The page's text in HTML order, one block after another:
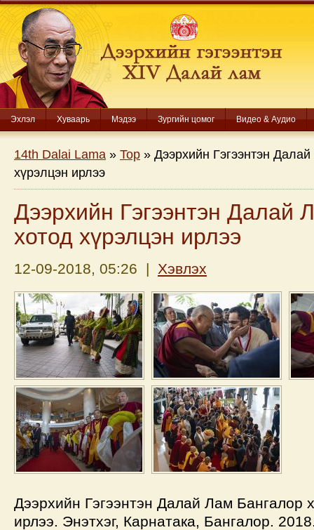
Эхлэл Хуваарь Мэдээ Зургийн цомог Видео & Аудио
14th Dalai Lama » Top » Дээрхийн Гэгээнтэн
хүрэлцэн ирлээ
Дээрхийн Гэгээнтэн Далай
хотод хүрэлцэн ирлээ
12-09-2018, 05:26 | Хэвлэх
Дээрхийн Гэгээнтэн Далай Лам Бангалор
ирлээ. Энэтхэг, Карнатака, Бангалор.